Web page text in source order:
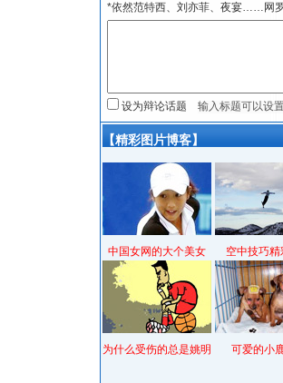
*依然范特西、刘亦菲、夜宴……网
设为辩论话题
【精彩图片博客】
中国女网的大个美女 空中技巧精
为什么受伤的总是姚明 可爱的小